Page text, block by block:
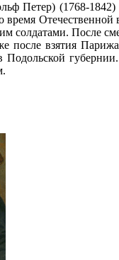
Петер) (1768-1842)
После
после взятия